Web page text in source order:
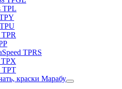
TPL
TPR
TPRS
TPX
TPT
краски Марабу